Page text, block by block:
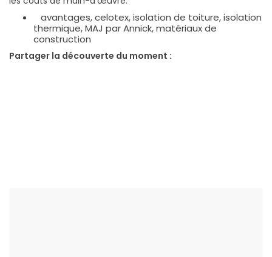
avantages,celotex,isolation de toiture,isolation
thermique,MAJ par Annick,matériaux de
construction
Partager la découverte du moment :